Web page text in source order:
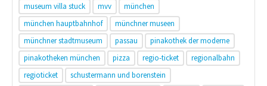
museum villa stuck
mvv
münchen
münchen hauptbahnhof
münchner museen
münchner stadtmuseum
passau
pinakothek der moderne
pinakotheken münchen
pizza regio-ticket
regionalbahn
regioticket
schustermann und borenstein